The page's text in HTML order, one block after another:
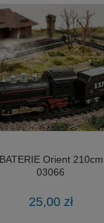
Orient
03066
25,00 zł